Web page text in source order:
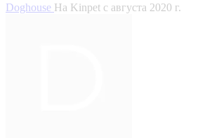
Doghouse На Kinpet c августа 2020 г.